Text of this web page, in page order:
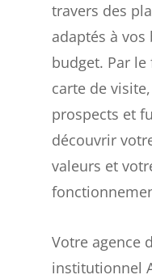
travers des
adaptés à
budget. Par
carte de
prospects et
découvrir
valeurs et
Votre agence
institutionnel